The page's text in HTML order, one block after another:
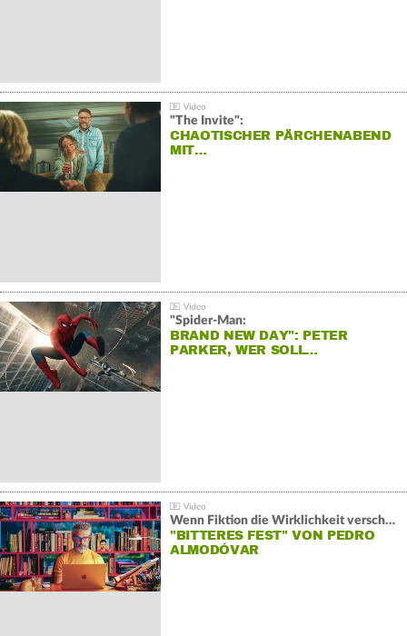
"The Invite":
CHAOTISCHER PÄRCHENABEND
MIT…
"Spider-Man:
BRAND NEW DAY": PETER
PARKER, WER SOLL…
Wenn Fiktion die Wirklichkeit verschiebt:
"BITTERES FEST" VON PEDRO
ALMODÓVAR